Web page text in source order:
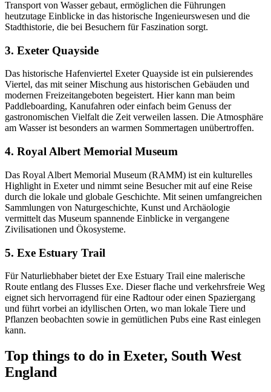
Transport von Wasser gebaut, ermöglichen die Führungen
heutzutage Einblicke in das historische Ingenieurswesen und die
Stadthistorie, die bei Besuchern für Faszination sorgt.
3. Exeter Quayside
Das historische Hafenviertel Exeter Quayside ist ein pulsierendes
Viertel, das mit seiner Mischung aus historischen Gebäuden und
modernen Freizeitangeboten begeistert. Hier kann man beim
Paddleboarding, Kanufahren oder einfach beim Genuss der
gastronomischen Vielfalt die Zeit verweilen lassen. Die Atmosphäre
am Wasser ist besonders an warmen Sommertagen unübertroffen.
4. Royal Albert Memorial Museum
Das Royal Albert Memorial Museum (RAMM) ist ein kulturelles
Highlight in Exeter und nimmt seine Besucher mit auf eine Reise
durch die lokale und globale Geschichte. Mit seinen umfangreichen
Sammlungen von Naturgeschichte, Kunst und Archäologie
vermittelt das Museum spannende Einblicke in vergangene
Zivilisationen und Ökosysteme.
5. Exe Estuary Trail
Für Naturliebhaber bietet der Exe Estuary Trail eine malerische
Route entlang des Flusses Exe. Dieser flache und verkehrsfreie Weg
eignet sich hervorragend für eine Radtour oder einen Spaziergang
und führt vorbei an idyllischen Orten, wo man lokale Tiere und
Pflanzen beobachten sowie in gemütlichen Pubs eine Rast einlegen
kann.
Top things to do in Exeter, South West
England